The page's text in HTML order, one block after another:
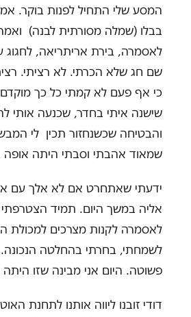
המסע שלי התחיל לפנות בוקר.
בבלו (שמלה מסורתית לבנה)
לאסמרה, בירת אריתריאה, לחגוג
שם חג שלא הכרתי. לא רציתי.
כי אף פעם לא קמתי כל כך
שישנה איתי בחדר, שכנעה אותי
והבטיחה שכשנחזור תכין לי
שמאוד אהבתי וסבתי היתה אופה
ידעתי שאתחרט אם לא אלך עם
אליה במשך היום. תמיד הצטרפתי
לאסמרה לקנות מצרכים למכולת
לשמחתי, בחרתי בהחלטה
פשוטה. היום אני מבינה שזו
דודי זובנו ליווה אותנו לתחנת